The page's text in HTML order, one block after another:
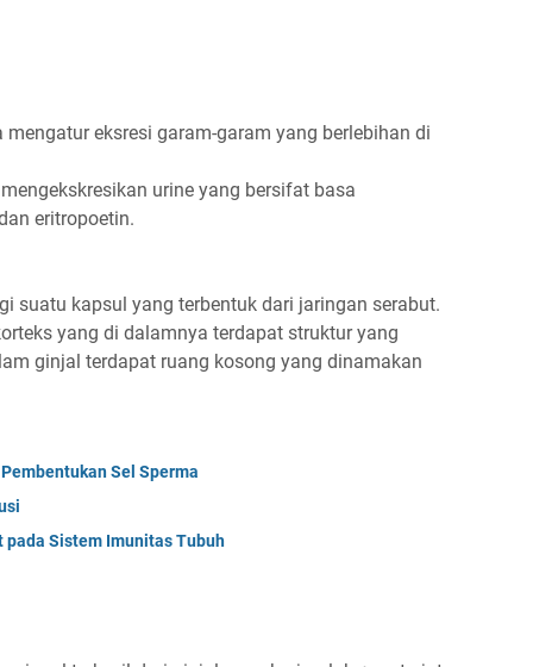
eksresi garam-garam yang berlebihan di
urine yang bersifat basa
eritropoetin.
suatu kapsul yang terbentuk dari jaringan serabut.
yang di dalamnya terdapat struktur yang
ginjal terdapat ruang kosong yang dinamakan
Sel Sperma
Sistem Imunitas Tubuh